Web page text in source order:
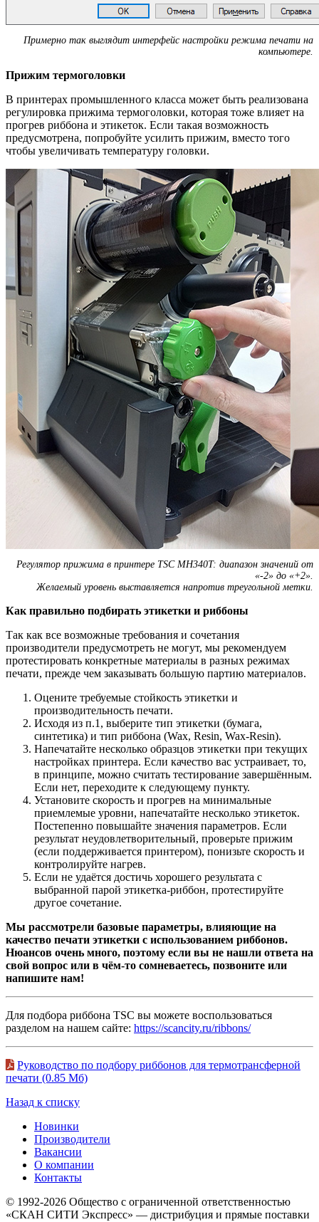
Примерно так выглядит интерфейс настройки режима печати на
компьютере.
Прижим термоголовки
В принтерах промышленного класса может быть реализована
регулировка прижима термоголовки, которая тоже влияет на
прогрев риббона и этикеток. Если такая возможность
предусмотрена, попробуйте усилить прижим, вместо того
чтобы увеличивать температуру головки.
Регулятор прижима в принтере TSC MH340T: диапазон значений от
«-2» до «+2».
Желаемый уровень выставляется напротив треугольной метки.
Как правильно подбирать этикетки и риббоны
Так как все возможные требования и сочетания
производители предусмотреть не могут, мы рекомендуем
протестировать конкретные материалы в разных режимах
печати, прежде чем заказывать большую партию материалов.
Оцените требуемые стойкость этикетки и
производительность печати.
Исходя из п.1, выберите тип этикетки (бумага,
синтетика) и тип риббона (Wax, Resin, Wax-Resin).
Напечатайте несколько образцов этикетки при текущих
настройках принтера. Если качество вас устраивает, то,
в принципе, можно считать тестирование завершённым.
Если нет, переходите к следующему пункту.
Установите скорость и прогрев на минимальные
приемлемые уровни, напечатайте несколько этикеток.
Постепенно повышайте значения параметров. Если
результат неудовлетворительный, проверьте прижим
(если поддерживается принтером), понизьте скорость и
контролируйте нагрев.
Если не удаётся достичь хорошего результата с
выбранной парой этикетка-риббон, протестируйте
другое сочетание.
Мы рассмотрели базовые параметры, влияющие на
качество печати этикетки с использованием риббонов.
Нюансов очень много, поэтому если вы не нашли ответа на
свой вопрос или в чём-то сомневаетесь, позвоните или
напишите нам!
Для подбора риббона TSC вы можете воспользоваться
разделом на нашем сайте: https://scancity.ru/ribbons/
Руководство по подбору риббонов для термотрансферной
печати (0.85 Мб)
Назад к списку
Новинки
Производители
Вакансии
О компании
Контакты
© 1992-2026 Общество с ограниченной ответственностью
«СКАН СИТИ Экспресс» — дистрибуция и прямые поставки